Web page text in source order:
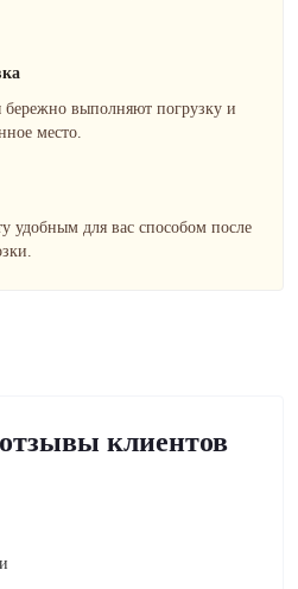
выполняют погрузку и
место.
удобным для вас способом после
клиентов